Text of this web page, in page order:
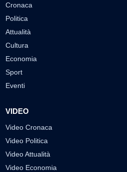
Cronaca
Politica
Attualità
Cultura
Economia
Sport
Eventi
VIDEO
Video Cronaca
Video Politica
Video Attualità
Video Economia